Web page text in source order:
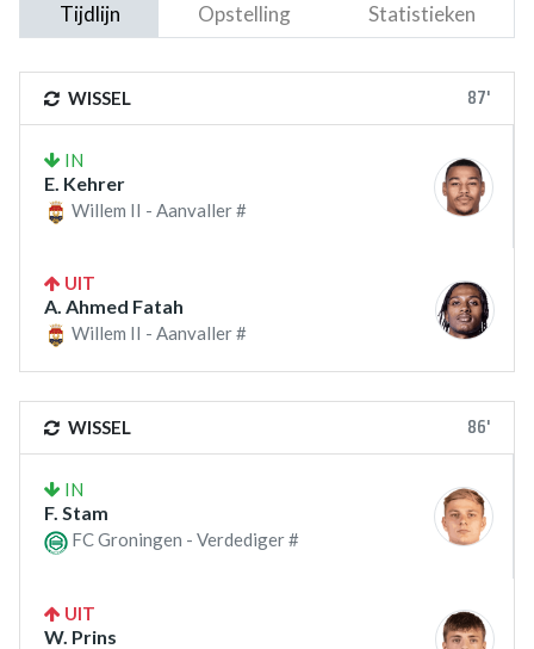
Tijdlijn Opstelling Statistieken
WISSEL 87'
IN
E. Kehrer
Willem II - Aanvaller #
UIT
A. Ahmed Fatah
Willem II - Aanvaller #
WISSEL 86'
IN
F. Stam
FC Groningen - Verdediger #
UIT
W. Prins